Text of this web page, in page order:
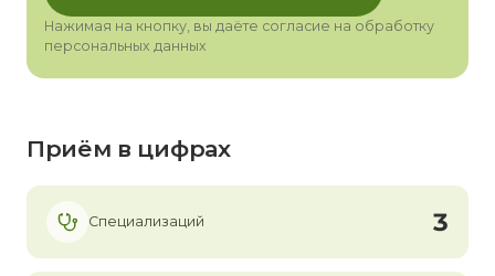
Нажимая на кнопку, вы даёте согласие на обработку
персональных данных
Приём в цифрах
Специализаций 3